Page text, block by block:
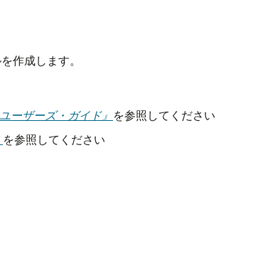
作成します。
ーザーズ・ガイド』 を参照してください
を参照してください